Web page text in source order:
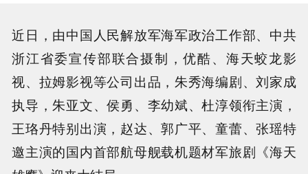
近日，由中国人民解放军海军政治工作部、中共
浙江省委宣传部联合摄制，优酷、海天蛟龙影
视、拉姆影视等公司出品，朱秀海编剧、刘家成
执导，朱亚文、侯勇、李幼斌、杜淳领衔主演，
王珞丹特别出演，赵达、郭广平、童蕾、张瑶特
邀主演的国内首部航母舰载机题材军旅剧《海天